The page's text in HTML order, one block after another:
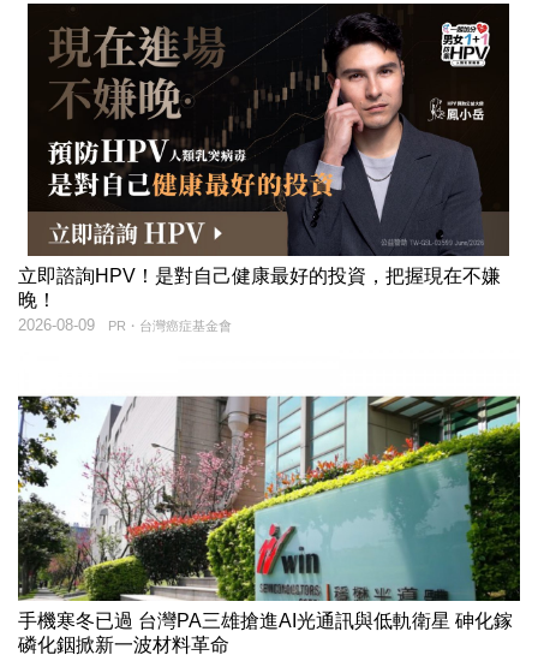
立即諮詢HPV！是對自己健康最好的投資，把握現在不嫌
晚！
PR・台灣癌症基金會
2026-08-09
手機寒冬已過 台灣PA三雄搶進AI光通訊與低軌衛星 砷化鎵
磷化銦掀新一波材料革命